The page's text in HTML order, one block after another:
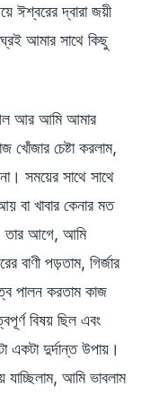
ঈশ্বরের দ্বারা জয়ী
আমার সাথে কিছু
গেল আর আমি আমার
খোঁজার চেষ্টা করলাম,
সময়ের সাথে সাথে
খাবার কেনার মত
তার আগে, আমি
বাণী পড়তাম, গির্জার
পালন করতাম কাজ
বিষয় ছিল এবং
একটা দুর্দান্ত উপায়।
আমি ভাবলাম